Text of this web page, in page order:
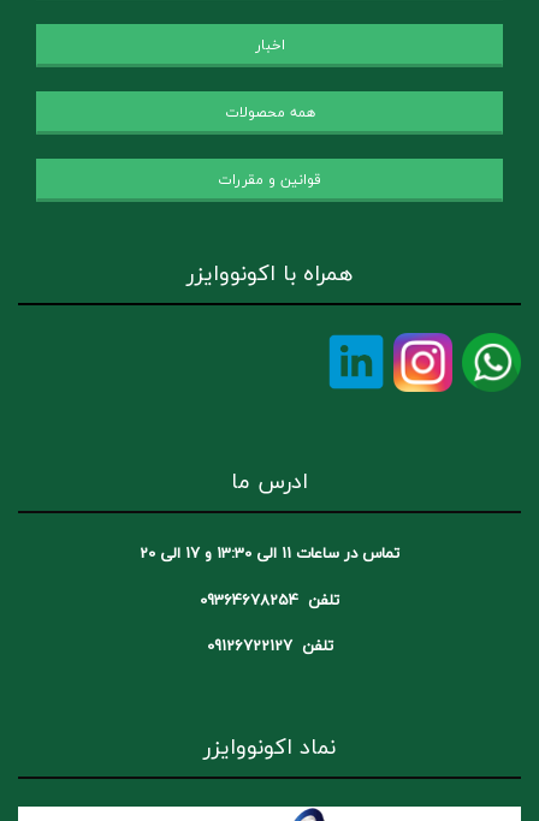
اخبار
همه محصولات
قوانین و مقررات
همراه با اکونووایزر
ادرس ما
تماس در ساعات 11 الی 13:30 و 17 الی 20
تلفن 09364678254
تلفن 09126722127
نماد اکونووایزر